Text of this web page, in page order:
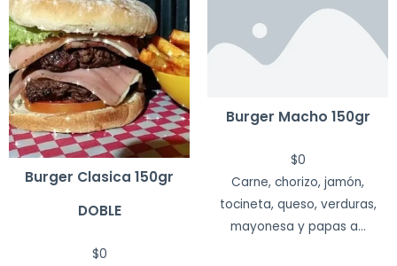
Burger Clasica 150gr
DOBLE
$0
Burger Macho 150gr
$0
Carne, chorizo, jamón,
tocineta, queso, verduras,
mayonesa y papas a...